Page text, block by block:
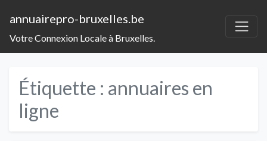
annuairepro-bruxelles.be
Votre Connexion Locale à Bruxelles.
Étiquette : annuaires en
ligne